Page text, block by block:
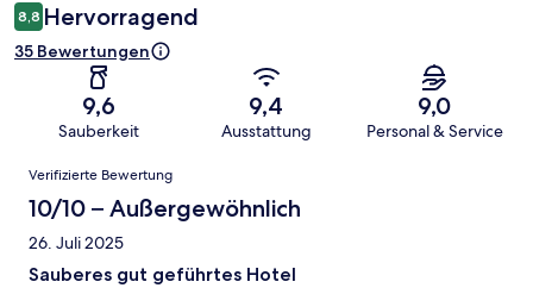
8,8 Hervorragend
35 Bewertungen
9,6
Sauberkeit
9,4
Ausstattung
9,0
Personal & Service
Bewertungen
Verifizierte Bewertung
10/10 – Außergewöhnlich
26. Juli 2025
Sauberes gut geführtes Hotel